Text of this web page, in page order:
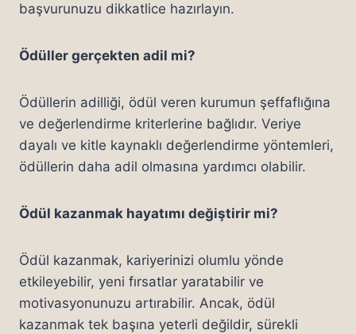
başvurunuzu dikkatlice hazırlayın.
Ödüller gerçekten adil mi?
Ödüllerin adilliği, ödül veren kurumun şeffaflığına
ve değerlendirme kriterlerine bağlıdır. Veriye
dayalı ve kitle kaynaklı değerlendirme yöntemleri,
ödüllerin daha adil olmasına yardımcı olabilir.
Ödül kazanmak hayatımı değiştirir mi?
Ödül kazanmak, kariyerinizi olumlu yönde
etkileyebilir, yeni fırsatlar yaratabilir ve
motivasyonunuzu artırabilir. Ancak, ödül
kazanmak tek başına yeterli değildir, sürekli